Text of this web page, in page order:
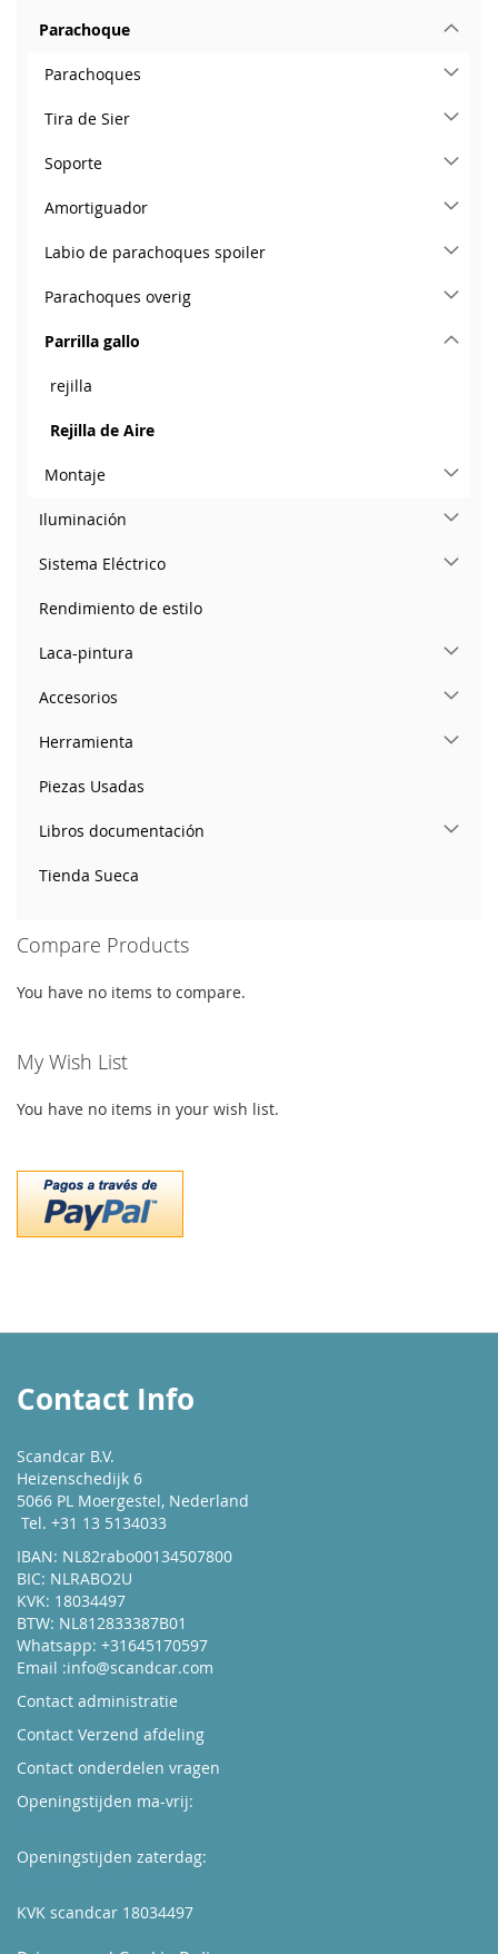
Parachoque
Parachoques
Tira de Sier
Soporte
Amortiguador
Labio de parachoques spoiler
Parachoques overig
Parrilla gallo
rejilla
Rejilla de Aire
Montaje
Iluminación
Sistema Eléctrico
Rendimiento de estilo
Laca-pintura
Accesorios
Herramienta
Piezas Usadas
Libros documentación
Tienda Sueca
Compare Products
You have no items to compare.
My Wish List
You have no items in your wish list.
Contact Info
Scandcar B.V.
Heizenschedijk 6
5066 PL Moergestel, Nederland
Tel. +31 13 5134033
IBAN: NL82rabo00134507800
BIC: NLRABO2U
KVK: 18034497
BTW: NL812833387B01
Whatsapp: +31645170597
Email :info@scandcar.com
Contact administratie
Contact Verzend afdeling
Contact onderdelen vragen
Openingstijden ma-vrij:
Openingstijden zaterdag:
KVK scandcar 18034497